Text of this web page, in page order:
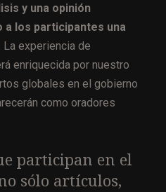
y una opinión
los participantes una
La experiencia de
enriquecida por nuestro
globales en el gobierno
como oradores
participan en el
sólo artículos,